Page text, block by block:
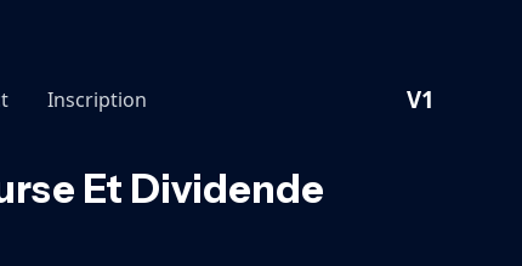
Inscription V1
Et Dividende